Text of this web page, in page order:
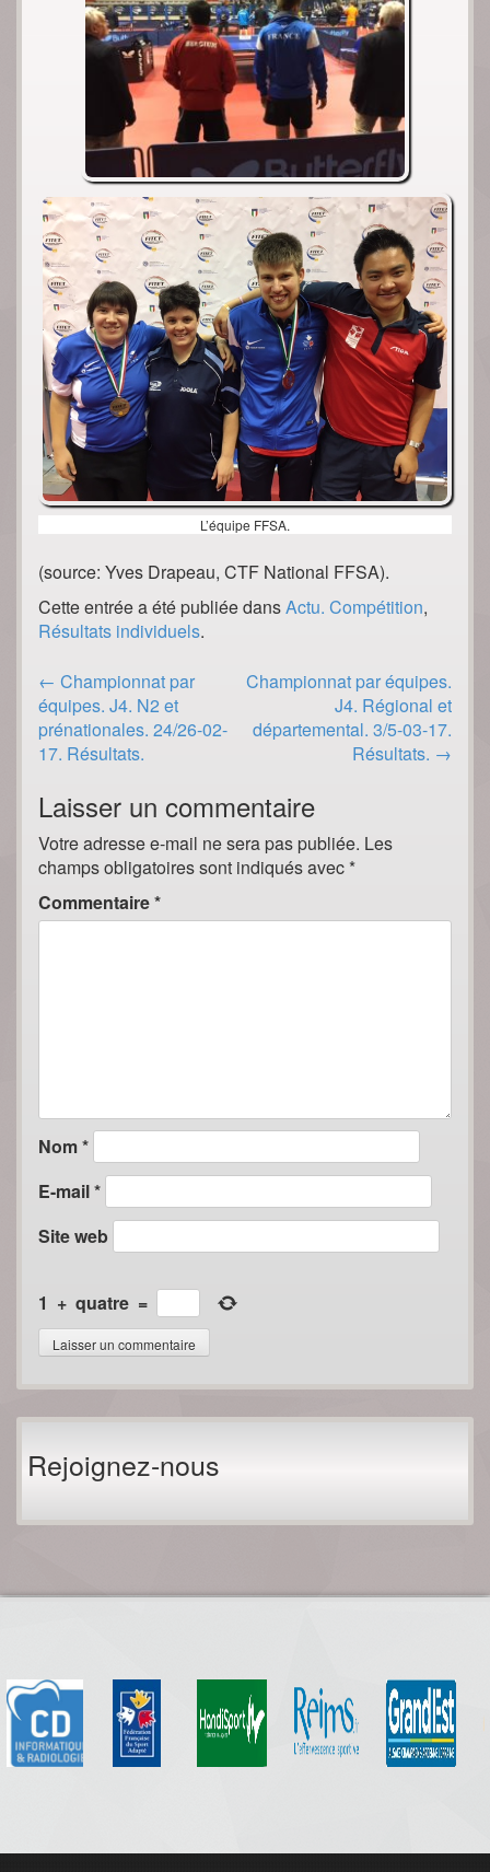
L’équipe FFSA.
(source: Yves Drapeau, CTF National FFSA).
Cette entrée a été publiée dansActu. Compétition,
Résultats individuels.
Post
navigation
← Championnat par
équipes. J4. N2 et
prénationales. 24/26-02-
17. Résultats.
Championnat par équipes.
J4. Régional et
départemental. 3/5-03-17.
Résultats. →
Laisser un commentaire
Votre adresse e-mail ne sera pas publiée. Les
champs obligatoires sont indiqués avec *
Commentaire*
Nom*
E-mail*
Site web
1 + quatre =
Rejoignez-nous